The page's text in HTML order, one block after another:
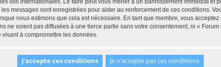
messages sont enregistrées pour aider au renforcement de ces conditions.
nous estimons que cela est nécessaire. En tant que membre, vous
ne soient pas diffusées à une tierce partie sans votre consentement, ni «
à compromettre les données.